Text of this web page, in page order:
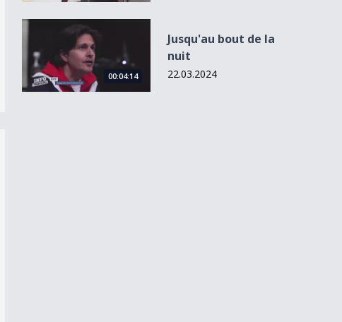
Jusqu&#039;au bout de la nuit
00:04:14
Jusqu'au bout de la
nuit
22.03.2024